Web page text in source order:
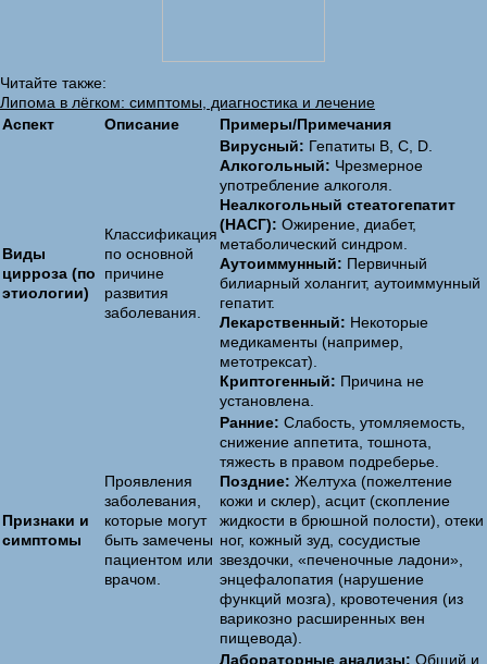
Читайте также:
Липома в лёгком: симптомы, диагностика и лечение
Аспект
Описание Примеры/Примечания
Виды
цирроза (по
этиологии)
Классификация
по основной
причине
развития
заболевания.
Вирусный: Гепатиты B, C, D.
Алкогольный: Чрезмерное
употребление алкоголя.
Неалкогольный стеатогепатит
(НАСГ): Ожирение, диабет,
метаболический синдром.
Аутоиммунный: Первичный
билиарный холангит, аутоиммунный
гепатит.
Лекарственный: Некоторые
медикаменты (например,
метотрексат).
Криптогенный: Причина не
установлена.
Признаки и
симптомы
Проявления
заболевания,
которые могут
быть замечены
пациентом или
врачом.
Ранние: Слабость, утомляемость,
снижение аппетита, тошнота,
тяжесть в правом подреберье.
Поздние: Желтуха (пожелтение
кожи и склер), асцит (скопление
жидкости в брюшной полости), отеки
ног, кожный зуд, сосудистые
звездочки, «печеночные ладони»,
энцефалопатия (нарушение
функций мозга), кровотечения (из
варикозно расширенных вен
пищевода).
Лабораторные анализы: Общий и